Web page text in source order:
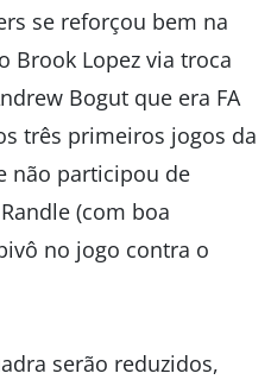
se reforçou bem na
Brook Lopez via troca
Bogut que era FA
três primeiros jogos da
não participou de
(com boa
no jogo contra o
serão reduzidos,